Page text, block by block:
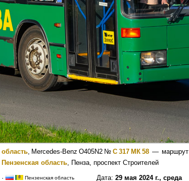
область, Mercedes-Benz O405N2№ С 317 МК 58 — маршрут
Пензенская область, Пенза, проспект Строителей
· Пензенская область Дата: 29 мая 2024 г., среда